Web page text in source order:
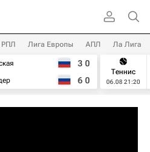
РПЛ Лига Европы АПЛ Ла Лига
3 0
6 0
Теннис
06.08 21:20